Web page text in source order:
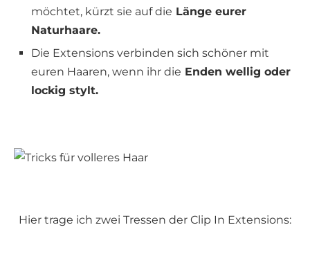
möchtet, kürzt sie auf die Länge eurer
Naturhaare.
Die Extensions verbinden sich schöner mit
euren Haaren, wenn ihr die Enden wellig oder
lockig stylt.
Hier trage ich zwei Tressen der Clip In Extensions: